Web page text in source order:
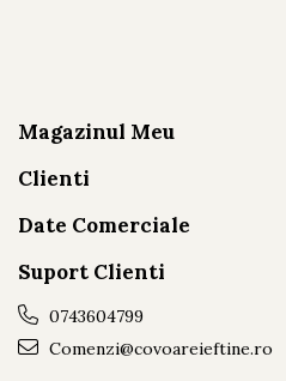
Magazinul Meu
Clienti
Date Comerciale
Suport Clienti
0743604799
Comenzi@covoareieftine.ro